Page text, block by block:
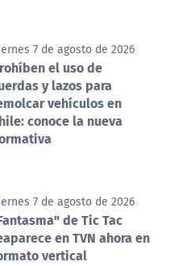
7 de agosto de 2026
el uso de
y lazos para
vehículos en
conoce la nueva
7 de agosto de 2026
de Tic Tac
en TVN ahora en
vertical